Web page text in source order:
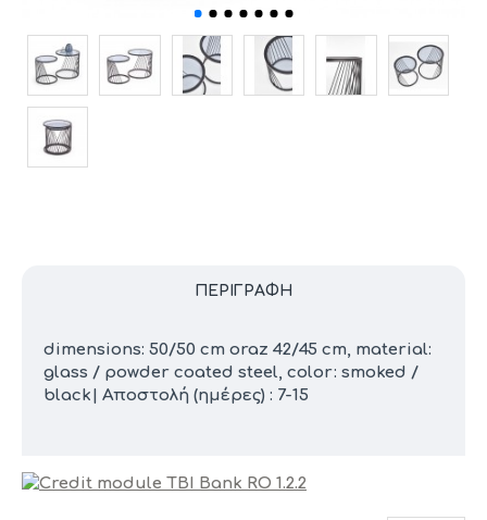
ΠΕΡΙΓΡΑΦΉ
dimensions: 50/50 cm oraz 42/45 cm, material:
glass / powder coated steel, color: smoked /
black| Αποστολή (ημέρες) : 7-15